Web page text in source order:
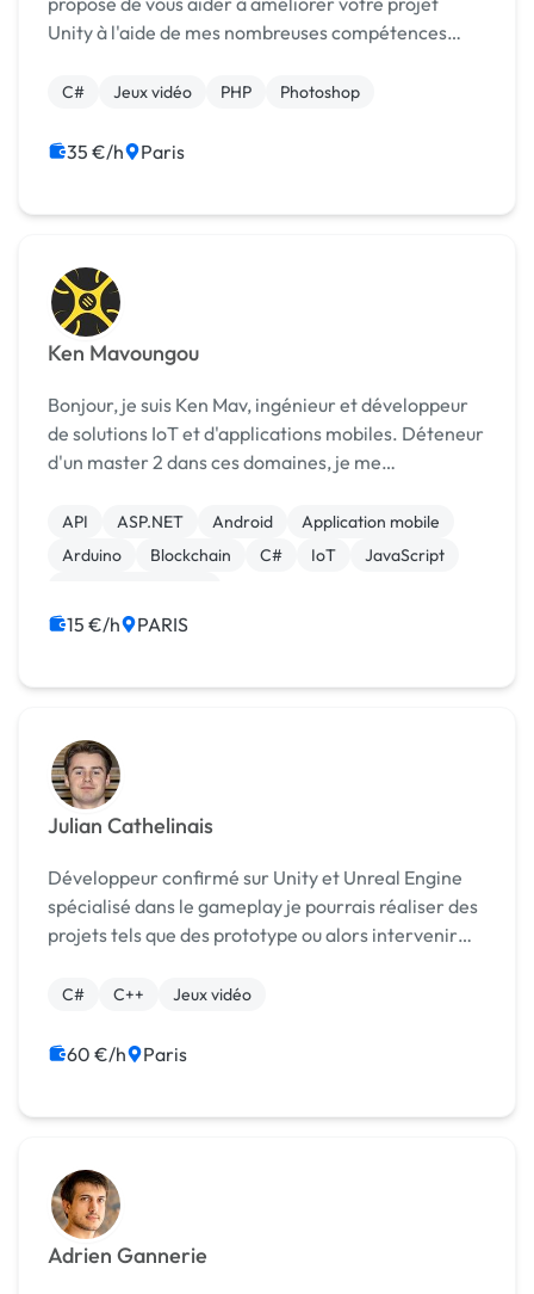
Unity à l'aide de mes nombreuses compétences
accès à une équipe de développeurs (Game
C# Jeux vidéo PHP Photoshop
35 €/h Paris
Ken Mavoungou
Bonjour, je suis Ken Mav, ingénieur et développeur
de solutions IoT et d'applications mobiles. Déteneur
d'un master 2 dans ces domaines, je me
langage React Native, Arduino, et Javascipt en
génér...
API ASP.NET Android
Application mobile
Arduino
Blockchain C# IoT
JavaScript
15 €/h PARIS
Julian Cathelinais
Développeur confirmé sur Unity et Unreal Engine
spécialisé dans le gameplay je pourrais réaliser des
projets tels que des prototype ou alors intervenir
C# C++ Jeux vidéo
60 €/h Paris
Adrien Gannerie